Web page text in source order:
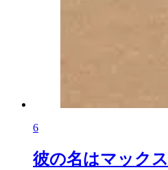
6
彼の名はマックス